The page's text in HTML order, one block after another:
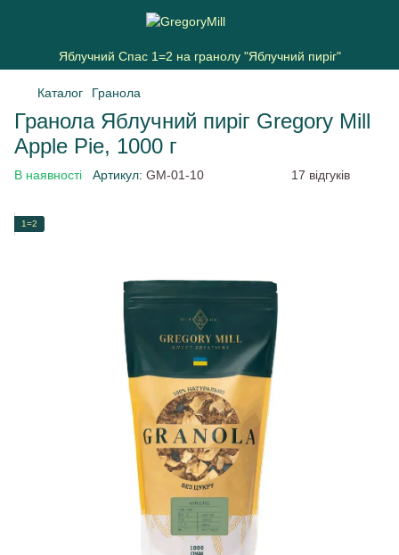
Яблучний Спас 1=2 на гранолу "Яблучний пиріг"
Каталог Гранола
Гранола Яблучний пиріг Gregory Mill
Apple Pie, 1000 г
В наявності Артикул: GM-01-10 17 відгуків
1=2